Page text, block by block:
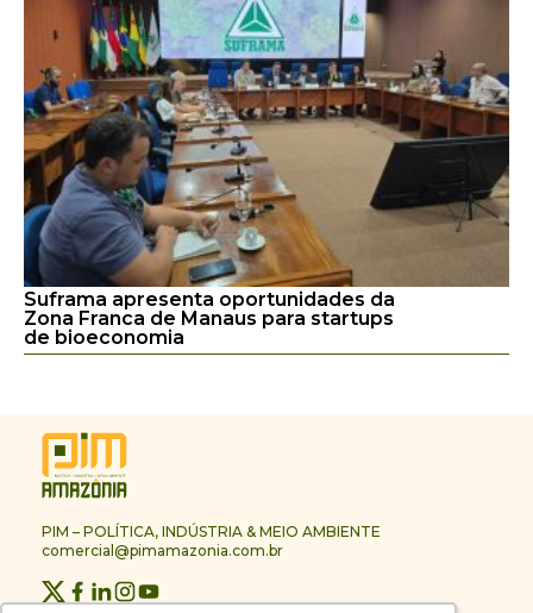
Suframa apresenta oportunidades da
Zona Franca de Manaus para startups
de bioeconomia
PIM – POLÍTICA, INDÚSTRIA & MEIO AMBIENTE
comercial@pimamazonia.com.br